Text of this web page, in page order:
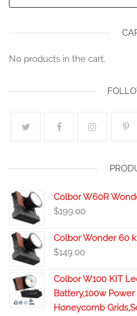
No products in the cart.
Colbor W60R
$199.00
Colbor Wonder 60
$149.00
Colbor W100 KIT
Battery,100w
Honeycomb